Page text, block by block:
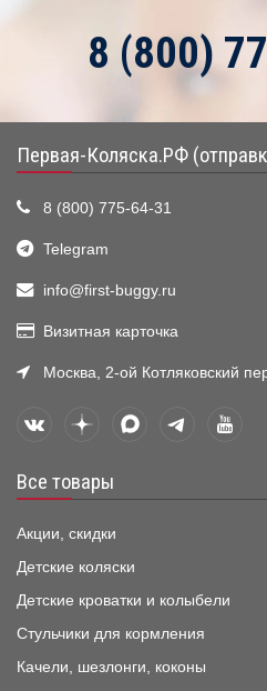
8 (800)
Первая-Коляска.РФ
8 (800) 775-64-31
Telegram
info@first-buggy.ru
Визитная карточка
Москва, 2-ой Котляковский
Все товары
Акции, скидки
Детские коляски
Детские кроватки и колыбели
Стульчики для кормления
Качели, шезлонги, коконы